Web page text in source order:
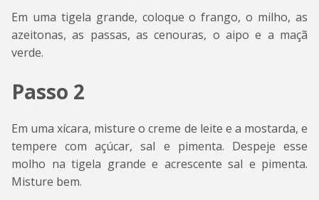
Em uma tigela grande, coloque o frango, o milho, as
azeitonas, as passas, as cenouras, o aipo e a maçã
verde.
Passo 2
Em uma xícara, misture o creme de leite e a mostarda, e
tempere com açúcar, sal e pimenta. Despeje esse
molho na tigela grande e acrescente sal e pimenta.
Misture bem.